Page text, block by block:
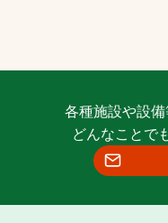
各種施設や設
どんなことで